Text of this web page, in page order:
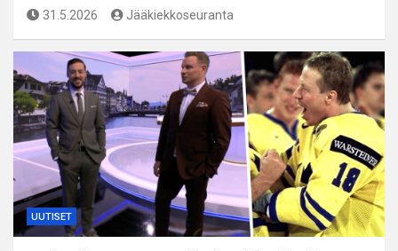
31.5.2026 Jääkiekkoseuranta
UUTISET